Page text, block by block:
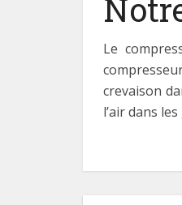
Le
crevaison
l’air dans